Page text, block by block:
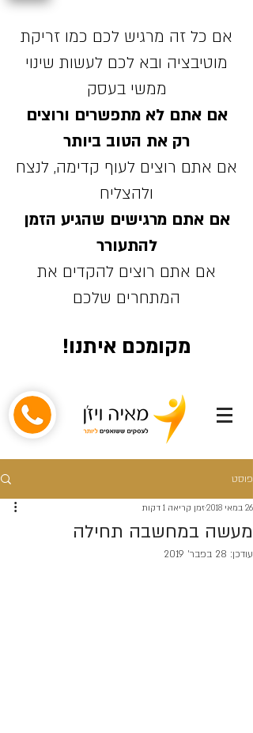
אם כל זה מרגיש לכם כמו זריקת
מוטיבציה ובא לכם לעשות שינוי
ממשי בעסק
אם אתם לא מתפשרים ורוצים
רק את הטוב ביותר
אם אתם רוצים לעוף קדימה, לנצח
ולהצליח
אם אתם מרגישים שהגיע הזמן
להתעורר
אם אתם רוצים להקדים את
המתחרים שלכם
מקומכם איתנו!
פוסט
מעשה במחשבה תחילה
26 במאי 2018 זמן קריאה 1 דקות
עודכן: 28 בפבר׳ 2019